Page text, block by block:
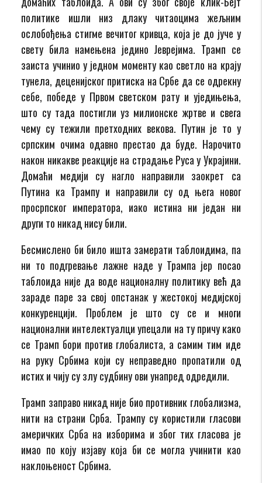
политике ишли низ длаку читаоцима жељним
ослобођења стигме вечитог кривца, која је до јуче у
свету била намењена једино Јеврејима. Трамп се
заиста учинио у једном моменту као светло на крају
тунела, деценијског притиска на Србе да се одрекну
себе, победе у Првом светском рату и уједињења,
што су тада постигли уз милионске жртве и свега
чему су тежили претходних векова. Путин је то у
српским очима одавно престао да буде. Нарочито
након никакве реакције на страдање Руса у Украјини.
Домаћи медији су нагло направили заокрет са
Путина ка Трампу и направили су од њега новог
просрпског императора, иако истина ни један ни
други то никад нису били.
Бесмислено би било ишта замерати таблоидима, па
ни то подгревање лажне наде у Трампа јер посао
таблоида није да воде националну политику већ да
зараде паре за свој опстанак у жестокој медијској
конкуренцији. Проблем је што су се и многи
национални интелектуалци упецали на ту причу како
се Трамп бори против глобалиста, а самим тим иде
на руку Србима који су неправедно пропатили од
истих и чију су злу судбину ови унапред одредили.
Трамп заправо никад није био противник глобализма,
нити на страни Срба. Трампу су користили гласови
америчких Срба на изборима и због тих гласова је
имао по коју изјаву која би се могла учинити као
наклоњеност Србима.